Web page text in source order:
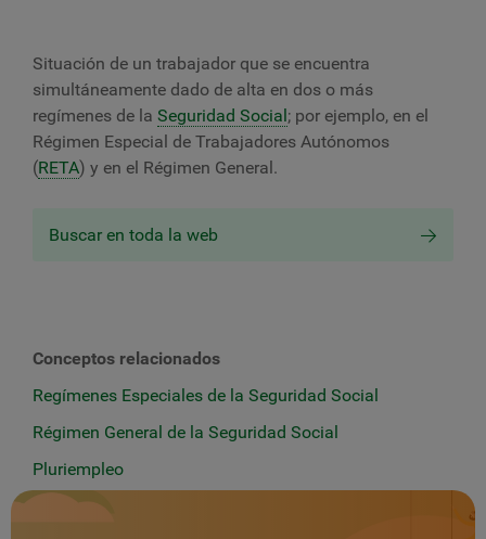
Situación de un trabajador que se encuentra
simultáneamente dado de alta en dos o más
regímenes de la Seguridad Social; por ejemplo, en el
Régimen Especial de Trabajadores Autónomos
(RETA) y en el Régimen General.
Buscar en toda la web
Conceptos relacionados
Regímenes Especiales de la Seguridad Social
Régimen General de la Seguridad Social
Pluriempleo